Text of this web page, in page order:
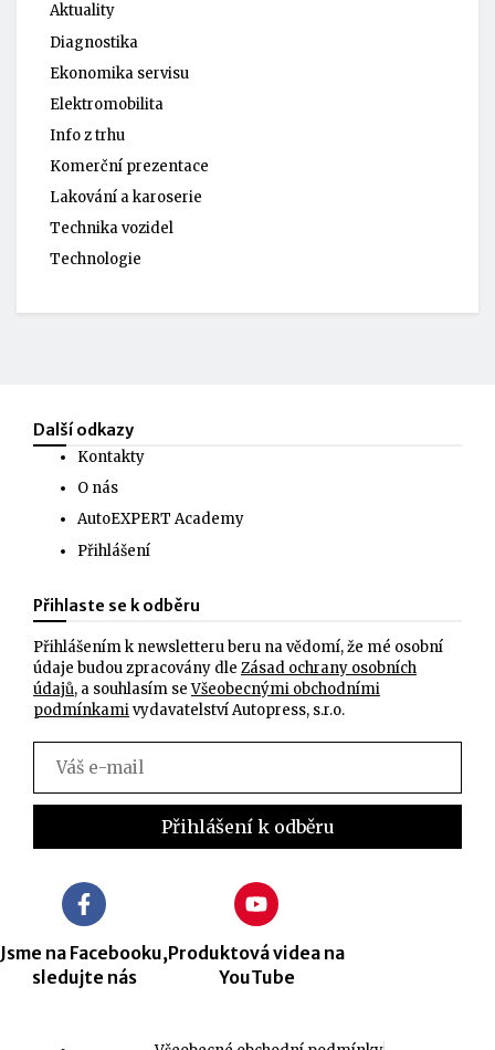
Aktuality
Diagnostika
Ekonomika servisu
Elektromobilita
Info z trhu
Komerční prezentace
Lakování a karoserie
Technika vozidel
Technologie
Další odkazy
Kontakty
O nás
AutoEXPERT Academy
Přihlášení
Přihlaste se k odběru
Přihlášením k newsletteru beru na vědomí, že mé osobní
údaje budou zpracovány dle Zásad ochrany osobních
údajů, a souhlasím seVšeobecnými obchodními
podmínkamivydavatelství Autopress, s.r.o.
Jsme na Facebooku,
sledujte nás
Produktová videa na
YouTube